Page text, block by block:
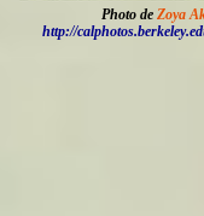
Photo de Zoya
http://